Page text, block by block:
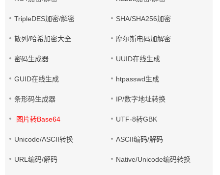
TripleDES加密/解密 SHA/SHA256加密
散列/哈希加密大全 摩尔斯电码加解密
密码生成器 UUID在线生成
GUID在线生成 htpasswd生成
条形码生成器 IP/数字地址转换
图片转Base64 UTF-8转GBK
Unicode/ASCII转换 ASCII编码/解码
URL编码/解码 Native/Unicode编码转换